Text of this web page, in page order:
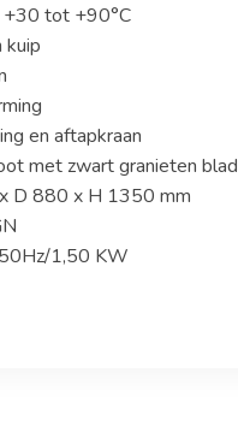
+30 tot +90°C
en aftapkraan
met zwart granieten blad
D 880 x H 1350 mm
1,50 KW